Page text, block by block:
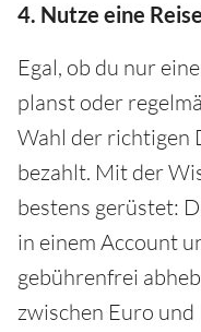
4. Nutze eine
Egal, ob du nur
planst oder
Wahl der richtigen
bezahlt. Mit der
bestens gerüstet:
in einem Account
gebührenfrei
zwischen Euro